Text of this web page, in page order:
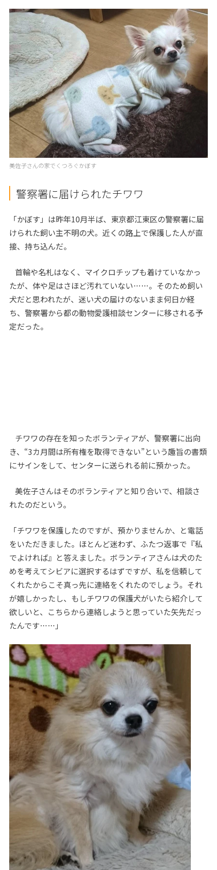
美佐子さんの家でくつろぐかぼす
警察署に届けられたチワワ
「かぼす」は昨年10月半ば、東京都江東区の警察署に届
けられた飼い主不明の犬。近くの路上で保護した人が直
接、持ち込んだ。
首輪や名札はなく、マイクロチップも着けていなかっ
たが、体や足はさほど汚れていない……。そのため飼い
犬だと思われたが、迷い犬の届けのないまま何日か経
ち、警察署から都の動物愛護相談センターに移される予
定だった。
チワワの存在を知ったボランティアが、警察署に出向
き、“3カ月間は所有権を取得できない”という趣旨の書類
にサインをして、センターに送られる前に預かった。
美佐子さんはそのボランティアと知り合いで、相談さ
れたのだという。
「チワワを保護したのですが、預かりませんか、と電話
をいただきました。ほとんど迷わず、ふたつ返事で『私
でよければ』と答えました。ボランティアさんは犬のた
めを考えてシビアに選択するはずですが、私を信頼して
くれたからこそ真っ先に連絡をくれたのでしょう。それ
が嬉しかったし、もしチワワの保護犬がいたら紹介して
欲しいと、こちらから連絡しようと思っていた矢先だっ
たんです……」